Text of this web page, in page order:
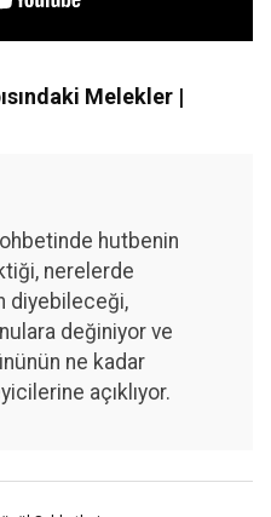
Melekler |
hutbenin
nerelerde
diyebileceği,
değiniyor ve
ne kadar
açıklıyor.